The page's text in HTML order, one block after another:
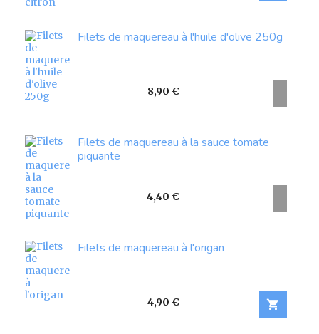
Filets de maquereau à l'huile d'olive 250g
Prix
8,90 €
Filets de maquereau à la sauce tomate
piquante
Prix
4,40 €
Filets de maquereau à l'origan
Prix
4,90 € 